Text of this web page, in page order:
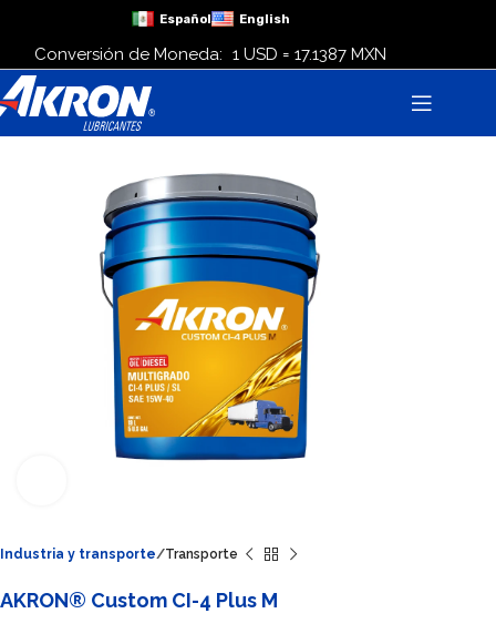
Conversión de Moneda: 1 USD = 17.1387 MXN
Español English
Industria y transporte Transporte
AKRON® Custom CI-4 Plus M